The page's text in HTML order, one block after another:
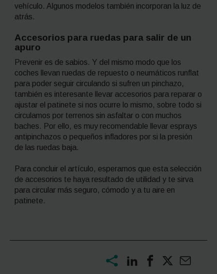
vehículo. Algunos modelos también incorporan la luz de
atrás.
Accesorios para ruedas para salir de un
apuro
Prevenir es de sabios. Y del mismo modo que los
coches llevan ruedas de repuesto o neumáticos runflat
para poder seguir circulando si sufren un pinchazo,
también es interesante llevar accesorios para reparar o
ajustar el patinete si nos ocurre lo mismo, sobre todo si
circulamos por terrenos sin asfaltar o con muchos
baches. Por ello, es muy recomendable llevar esprays
antipinchazos o pequeños infladores por si la presión
de las ruedas baja.
Para concluir el artículo, esperamos que esta selección
de accesorios te haya resultado de utilidad y te sirva
para circular más seguro, cómodo y a tu aire en
patinete.